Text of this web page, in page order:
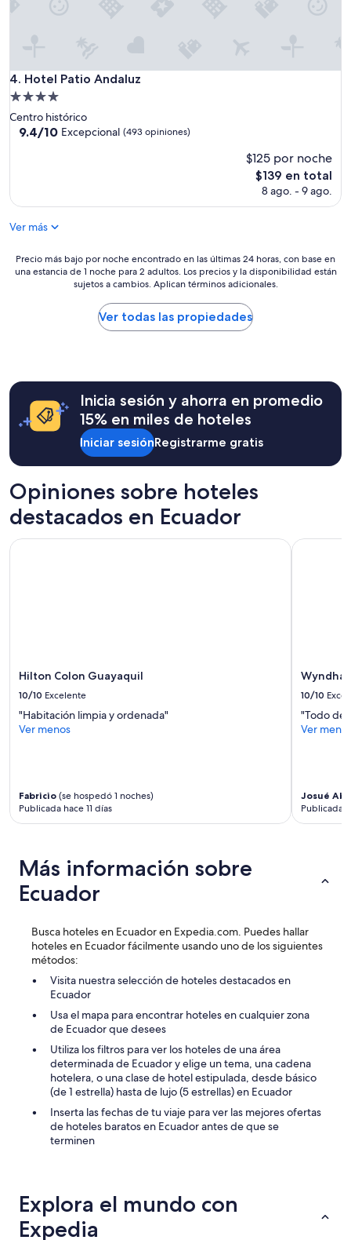
4. Hotel Patio Andaluz
Hotel Patio Andaluz
Propiedad
de
4.0
Centro histórico
9.4
9.4/10 Excepcional (493 opiniones)
$125 por noche
El
precio
$139 en total
8 ago. - 9 ago.
Ver más
Precio
más
24
horas,
base
una
estancia
de
1
noche
para
2
cambios.
Aplican
términos
adicionales.
Precio más bajo por noche encontrado en las últimas 24 horas, con base en
una estancia de 1 noche para 2 adultos. Los precios y la disponibilidad están
sujetos a cambios. Aplican términos adicionales.
Ver todas las propiedades
Inicia sesión y ahorra en promedio
15% en miles de hoteles
Iniciar sesiónRegistrarme gratis
Opiniones sobre hoteles
destacados en Ecuador
Hilton Colon Guayaquil
10/10 Excelente
"Habitación limpia y ordenada"
Ver menos
Fabricio (se hospedó 1 noches)
Publicada hace 11 días
Hilton Colon Guayaquil
10/10
"Todo de
Ver
Josué
Publicada
Más información sobre
Ecuador
Busca hoteles en Ecuador en Expedia.com. Puedes hallar
hoteles en Ecuador fácilmente usando uno de los siguientes
métodos:
Visita nuestra selección de hoteles destacados en
Ecuador
Usa el mapa para encontrar hoteles en cualquier zona
de Ecuador que desees
Utiliza los filtros para ver los hoteles de una área
determinada de Ecuador y elige un tema, una cadena
hotelera, o una clase de hotel estipulada, desde básico
(de 1 estrella) hasta de lujo (5 estrellas) en Ecuador
Inserta las fechas de tu viaje para ver las mejores ofertas
de hoteles baratos en Ecuador antes de que se
terminen
Explora el mundo con
Expedia